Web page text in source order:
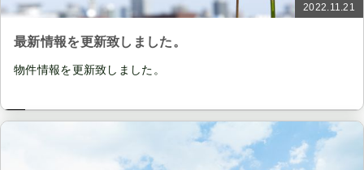
2022.11.21
最新情報を更新致しました。
物件情報を更新致しました。